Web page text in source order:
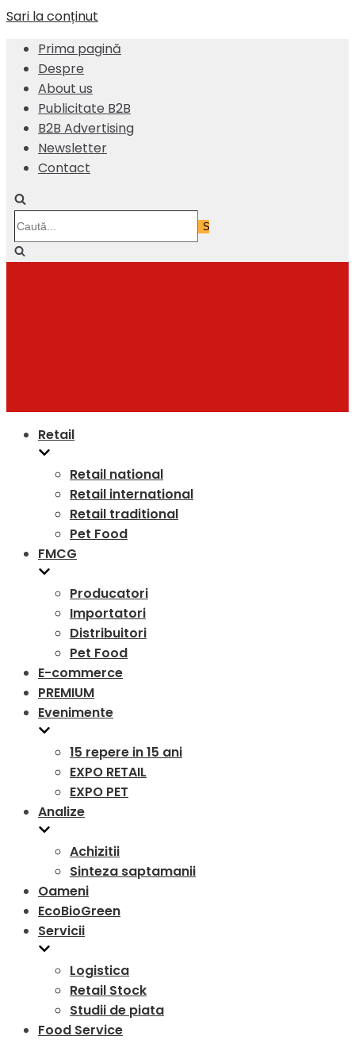
Sari la conținut
Prima pagină
Despre
About us
Publicitate B2B
B2B Advertising
Newsletter
Contact
Caută...
Retail
Retail national
Retail international
Retail traditional
Pet Food
FMCG
Producatori
Importatori
Distribuitori
Pet Food
E-commerce
PREMIUM
Evenimente
15 repere in 15 ani
EXPO RETAIL
EXPO PET
Analize
Achizitii
Sinteza saptamanii
Oameni
EcoBioGreen
Servicii
Logistica
Retail Stock
Studii de piata
Food Service